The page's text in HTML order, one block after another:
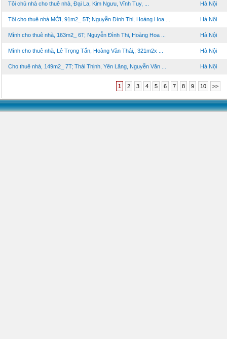
Tôi chủ nhà cho thuê nhà, Đại La, Kim Ngưu, Vĩnh Tuy, ... Hà Nội
Tôi cho thuê nhà MỚI, 91m2_ 5T; Nguyễn Đình Thi, Hoàng Hoa ... Hà Nội
Mình cho thuê nhà, 163m2_ 6T; Nguyễn Đình Thi, Hoàng Hoa ... Hà Nội
Mình cho thuê nhà, Lê Trọng Tấn, Hoàng Văn Thái,, 321m2x ... Hà Nội
Cho thuê nhà, 149m2_ 7T; Thái Thịnh, Yên Lãng, Nguyễn Văn ... Hà Nội
1 2 3 4 5 6 7 8 9 10 >>